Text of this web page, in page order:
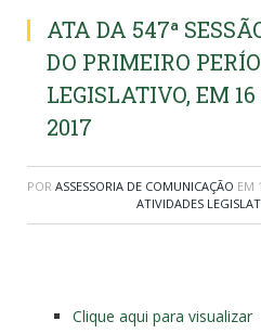
ATA DA 547ª
DO PRIMEIRO
LEGISLATIVO, EM
2017
POR ASSESSORIA DE COMUNICAÇÃO EM
ATIVIDADES
Clique aqui para visualizar